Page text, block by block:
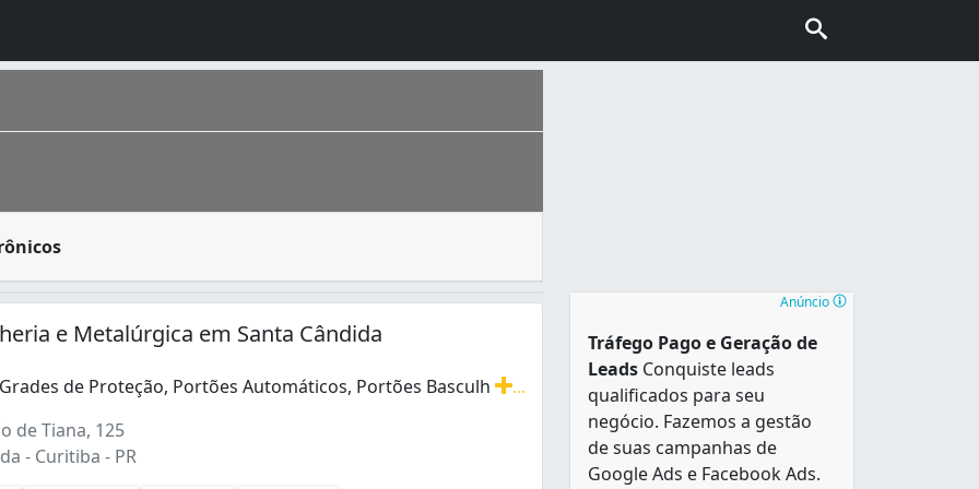
fundada em 1693 por bandeirantes e, a partir da criação da estrada que ligava Sorocaba e Viamão , tornou-se
e Metalúrgica em Santa Cândida
de Proteção, Portões Automáticos, Portões Basculh
Grades de Proteção, Portões Automáticos, Portões Basculhantes, Pantográficas, Estruturas Metálicas, cobertura
de Tiana, 125
- Curitiba - PR
Anúncio
Tráfego Pago e Geração de
Leads Conquiste leads
qualificados para seu
negócio. Fazemos a gestão
de suas campanhas de
Google Ads e Facebook Ads.